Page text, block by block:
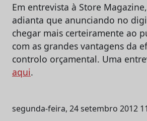
Em entrevista à Store
adianta que anunciando no
chegar mais certeiramente ao
com as grandes vantagens da
controlo orçamental. Uma
aqui.
segunda-feira, 24 setembro 2012